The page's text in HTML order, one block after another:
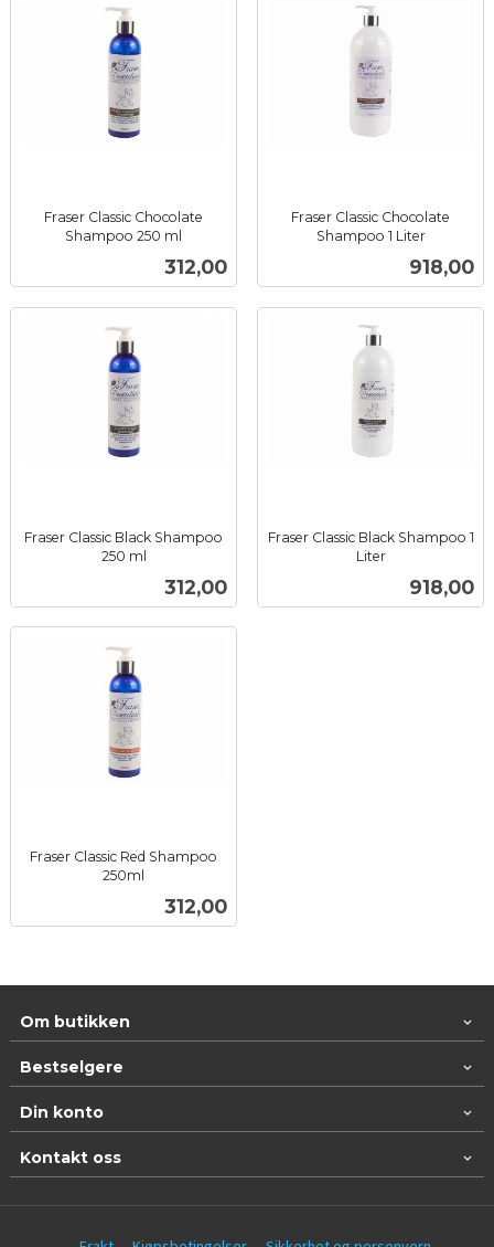
Fraser Classic Chocolate
Shampoo 250 ml
Pris
312,00
Fraser Classic Chocolate
Shampoo 1 Liter
Pris
918,00
Fraser Classic Black Shampoo
250 ml
Pris
312,00
Fraser Classic Black Shampoo 1
Liter
Pris
918,00
Fraser Classic Red Shampoo
250ml
Pris
312,00
Om butikken
Bestselgere
Din konto
Kontakt oss